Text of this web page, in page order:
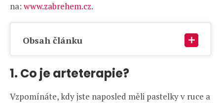
na: www.zabrehem.cz.
Obsah článku
1. Co je arteterapie?
Vzpomínáte, kdy jste naposled měli pastelky v ruce a